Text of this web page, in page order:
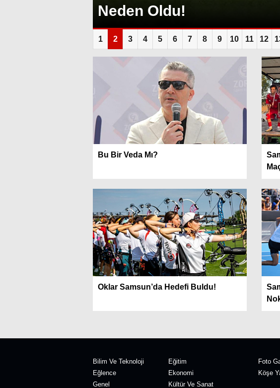
Neden Oldu!
1 2 3 4 5 6 7 8 9 10 11 12
Bu Bir Veda Mı?
Oklar Samsun’da Hedefi Buldu!
Bilim Ve Teknoloji
Eğitim
Eğlence
Ekonomi
Genel
Kültür Ve Sanat
Foto
Köşe